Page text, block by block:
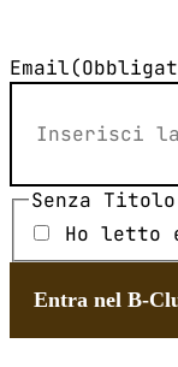
Email
Senza Titolo
Ho letto